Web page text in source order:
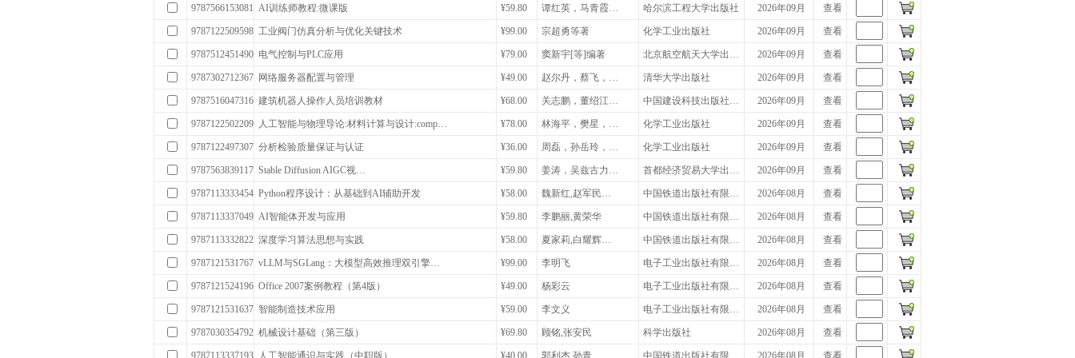
9787566153081 AI训练师教程:微课版 ¥59.80 谭红英，马青霞… 哈尔滨工程大学出版社 2026年09月 查看
9787122509598 工业阀门仿真分析与优化关键技术 ¥99.00 宗超勇等著 化学工业出版社 2026年09月 查看
9787512451490 电气控制与PLC应用 ¥79.00 窦新宇[等]编著 北京航空航天大学出… 2026年09月 查看
9787302712367 网络服务器配置与管理 ¥49.00 赵尔丹，蔡飞，… 清华大学出版社 2026年09月 查看
9787516047316 建筑机器人操作人员培训教材 ¥68.00 关志鹏，董绍江… 中国建设科技出版社… 2026年09月 查看
9787122502209 人工智能与物理导论:材料计算与设计:comp… ¥78.00 林海平，樊星，… 化学工业出版社 2026年09月 查看
9787122497307 分析检验质量保证与认证 ¥36.00 周磊，孙岳玲，… 化学工业出版社 2026年09月 查看
9787563839117 Stable Diffusion AIGC视… ¥59.80 姜涛，吴兹古力… 首都经济贸易大学出… 2026年09月 查看
9787113333454 Python程序设计：从基础到AI辅助开发 ¥58.00 魏新红,赵军民… 中国铁道出版社有限… 2026年08月 查看
9787113337049 AI智能体开发与应用 ¥59.80 李鹏丽,黄荣华 中国铁道出版社有限… 2026年08月 查看
9787113332822 深度学习算法思想与实践 ¥58.00 夏家莉,白耀辉… 中国铁道出版社有限… 2026年08月 查看
9787121531767 vLLM与SGLang：大模型高效推理双引擎… ¥99.00 李明飞 电子工业出版社有限… 2026年08月 查看
9787121524196 Office 2007案例教程（第4版） ¥49.00 杨彩云 电子工业出版社有限… 2026年08月 查看
9787121531637 智能制造技术应用 ¥59.00 李文义 电子工业出版社有限… 2026年08月 查看
9787030354792 机械设计基础（第三版） ¥69.80 顾铭,张安民 科学出版社 2026年08月 查看
9787113337193 人工智能通识与实践（中职版） ¥40.00 郭利杰,孙青,… 中国铁道出版社有限… 2026年08月 查看